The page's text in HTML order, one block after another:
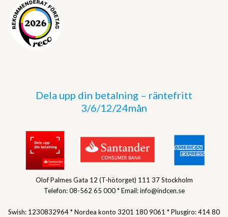
Dela upp din betalning – räntefritt
3/6/12/24mån
Olof Palmes Gata 12 (T-hötorget) 111 37 Stockholm
Telefon: 08-562 65 000 * Email: info@indcen.se
Swish: 1230832964 * Nordea konto 3201 180 9061 * Plusgiro: 414 80